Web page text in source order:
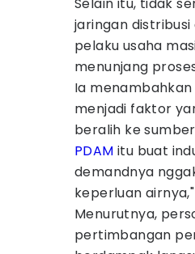
jaringan
pelaku usaha
menunjang
Ia
menjadi faktor
beralih ke
PDAM itu buat
demandnya
keperluan
Menurutnya,
pertimbangan